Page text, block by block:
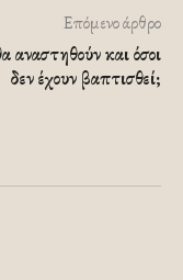
Επόμενο άρθρο
αναστηθούν και όσοι
δεν έχουν βαπτισθεί;